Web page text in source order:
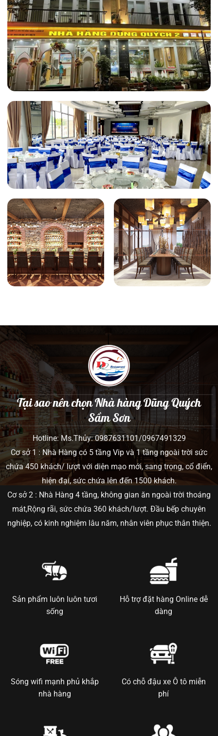
Tại sao nên chọn Nhà hàng Dũng Quých
Sầm Sơn
Hotline: Ms.Thủy: 0987631101/0967491329
Cơ sở 1 : Nhà Hàng có 5 tầng Vip và 1 tầng ngoài trời sức
chứa 450 khách/ lượt với diện mạo mới, sang trọng, cổ điển,
hiện đại, sức chứa lên đến 1500 khách.
Cơ sở 2 : Nhà Hàng 4 tầng, không gian ăn ngoài trời thoáng
mát,Rộng rãi, sức chứa 360 khách/lượt. Đầu bếp chuyên
nghiệp, có kinh nghiệm lâu năm, nhân viên phục thân thiện.
Sản phẩm luôn luôn tươi
sống
Hỗ trợ đặt hàng Online dễ
dàng
Sóng wifi mạnh phủ khắp
nhà hàng
Có chỗ đậu xe Ô tô miễn
phí